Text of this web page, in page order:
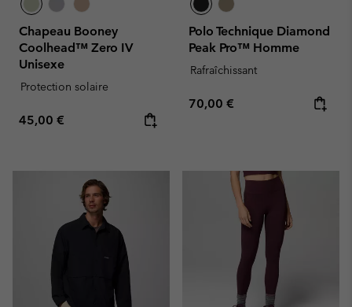
Chapeau Booney
Coolhead™ Zero IV
Unisexe
Protection solaire
Regular price:
45,00 €
Polo Technique Diamond
Peak Pro™ Homme
Rafraîchissant
Regular price:
70,00 €